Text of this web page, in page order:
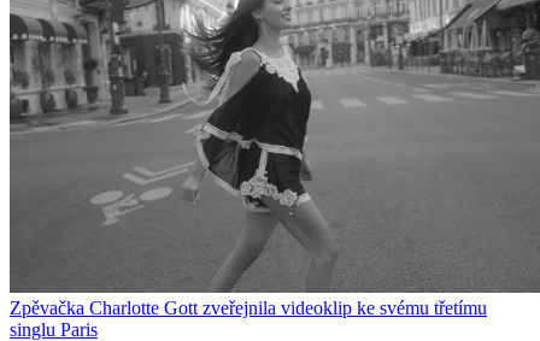
Zpěvačka Charlotte Gott zveřejnila videoklip ke svému třetímu
singlu Paris